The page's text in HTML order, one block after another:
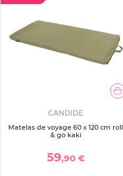
CANDIDE
Matelas de voyage 60 x 120 cm roll
& go kaki
59,90 €